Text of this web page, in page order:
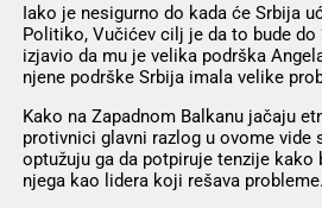
Iako je nesigurno do kada će Srbija
Politiko, Vučićev cilj je da to bude do
izjavio da mu je velika podrška
njene podrške Srbija imala velike
Kako na Zapadnom Balkanu jačaju
protivnici glavni razlog u ovome vide
optužuju ga da potpiruje tenzije kako
njega kao lidera koji rešava probleme.